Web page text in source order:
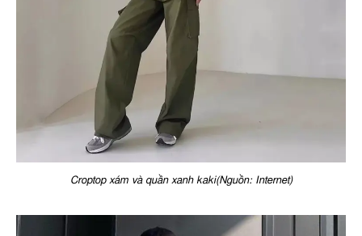
Croptop xám và quần xanh kaki(Nguồn: Internet)